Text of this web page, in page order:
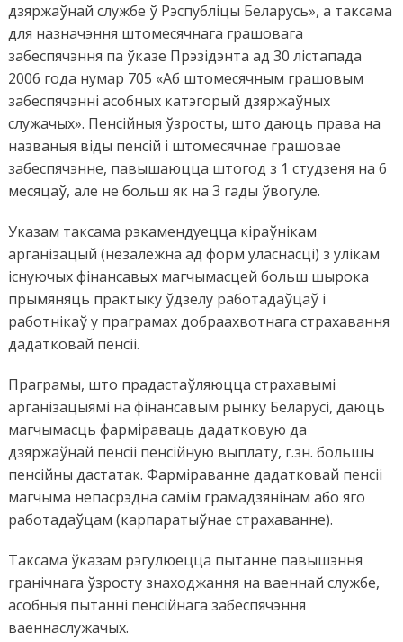
дзяржаўнай службе ў Рэспубліцы Беларусь», а таксама
для назначэння штомесячнага грашовага
забеспячэння па ўказе Прэзідэнта ад 30 лістапада
2006 года нумар 705 «Аб штомесячным грашовым
забеспячэнні асобных катэгорый дзяржаўных
служачых». Пенсійныя ўзросты, што даюць права на
названыя віды пенсій і штомесячнае грашовае
забеспячэнне, павышаюцца штогод з 1 студзеня на 6
месяцаў, але не больш як на 3 гады ўвогуле.
Указам таксама рэкамендуецца кіраўнікам
арганізацый (незалежна ад форм уласнасці) з улікам
існуючых фінансавых магчымасцей больш шырока
прымяняць практыку ўдзелу работадаўцаў і
работнікаў у праграмах добраахвотнага страхавання
дадатковай пенсіі.
Праграмы, што прадастаўляюцца страхавымі
арганізацыямі на фінансавым рынку Беларусі, даюць
магчымасць фарміраваць дадатковую да
дзяржаўнай пенсіі пенсійную выплату, г.зн. большы
пенсійны дастатак. Фарміраванне дадатковай пенсіі
магчыма непасрэдна самім грамадзянінам або яго
работадаўцам (карпаратыўнае страхаванне).
Таксама ўказам рэгулюецца пытанне павышэння
гранічнага ўзросту знаходжання на ваеннай службе,
асобныя пытанні пенсійнага забеспячэння
ваеннаслужачых.